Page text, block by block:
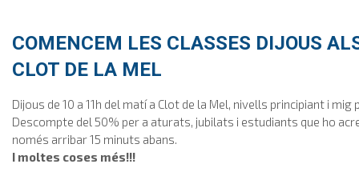
COMENCEM LES CLASSES DIJOUS
CLOT DE LA MEL
Dijous de 10 a 11h del matí a Clot de la Mel, nivells principiant i mig
Descompte del 50% per a aturats, jubilats i estudiants que ho
només arribar 15 minuts abans.
I moltes coses més!!!